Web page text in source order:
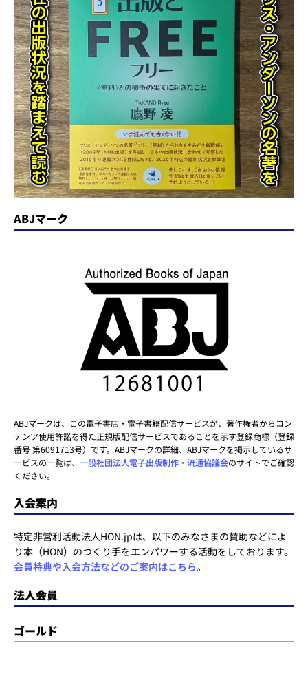
ABJマーク
ABJマークは、この電子書店・電子書籍配信サービスが、著作権者からコン
テンツ使用許諾を得た正規版配信サービスであることを示す登録商標（登録
番号 第6091713号）です。ABJマークの詳細、ABJマークを掲示しているサ
ービスの一覧は、 一般社団法人電子出版制作・流通協議会のサイトでご確認
ください。
入会案内
特定非営利活動法人HON.jpは、以下のみなさまの賛助などによ
り本（HON）のつくり手をエンパワーする活動をしております。
会員特典や入会方法などのご案内はこちら。
法人会員
ゴールド